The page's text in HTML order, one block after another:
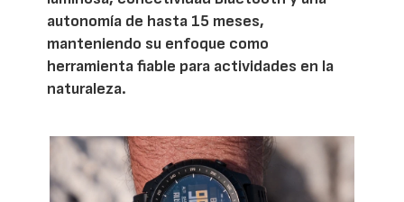
autonomía de hasta 15 meses,
manteniendo su enfoque como
herramienta fiable para actividades en la
naturaleza.